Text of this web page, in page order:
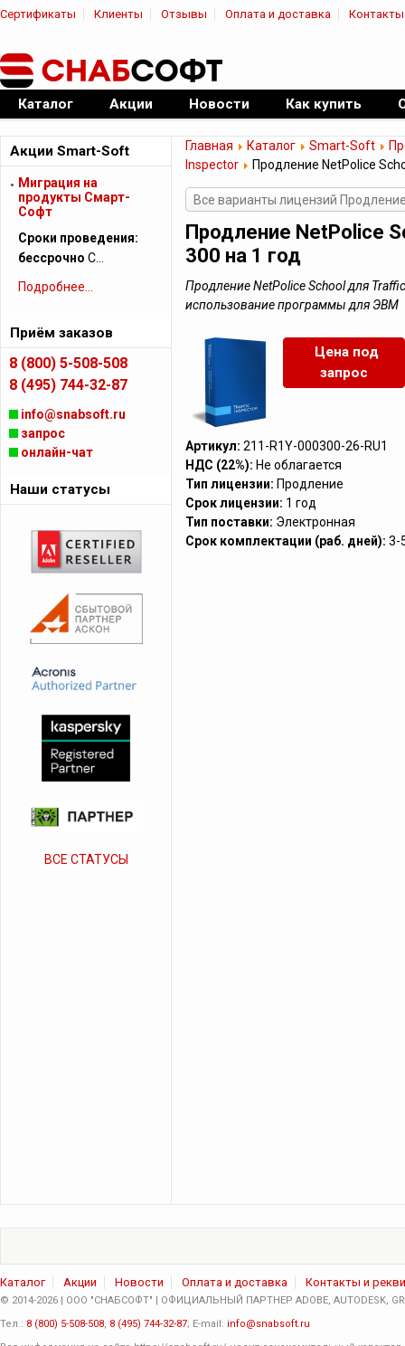
Сертификаты Клиенты Отзывы Оплата и доставка Контакты
Официальный дилер ПО
Каталог Акции Новости Как купить
Главная Каталог Smart-Soft
Inspector
Продление NetPolice
Все варианты лицензий
Продление NetPolice
300 на 1 год
Продление NetPolice School для
использование программы для ЭВМ
Цена под
запрос
Артикул: 211-R1Y-000300-26-RU1
НДС (22%): Не облагается
Тип лицензии: Продление
Срок лицензии: 1 год
Тип поставки: Электронная
Срок комплектации (раб. дней): 3-
Акции Smart-Soft
Миграция на
продукты Смарт-
Софт
Сроки проведения:
бессрочно С…
Подробнее...
Приём заказов
8 (800) 5-508-508
8 (495) 744-32-87
info@snabsoft.ru
запрос
онлайн-чат
Наши статусы
ВСЕ СТАТУСЫ
Каталог Акции Новости Оплата и доставка Контакты и
© 2014-2026 | ООО "СНАБСОФТ" | ОФИЦИАЛЬНЫЙ ПАРТНЕР ADOBE, AUTODESK,
Тел.: 8 (800) 5-508-508, 8 (495) 744-32-87; E-mail: info@snabsoft.ru